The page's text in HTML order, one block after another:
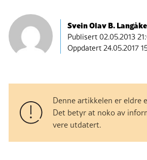
Svein Olav B.
Publisert02.05.2013
Oppdatert 24.05.2017
Denne artikkelen er eldre
Det betyr at noko av
vere utdatert.